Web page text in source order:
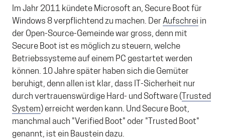
Im Jahr 2011 kündete Microsoft an, Secure Boot für
Windows 8 verpflichtend zu machen. Der Aufschrei in
der Open-Source-Gemeinde war gross, denn mit
Secure Boot ist es möglich zu steuern, welche
Betriebssysteme auf einem PC gestartet werden
können. 10 Jahre später haben sich die Gemüter
beruhigt, denn allen ist klar, dass IT-Sicherheit nur
durch vertrauenswürdige Hard- und Software ( Trusted
System) erreicht werden kann. Und Secure Boot,
manchmal auch "Verified Boot" oder "Trusted Boot"
genannt, ist ein Baustein dazu.